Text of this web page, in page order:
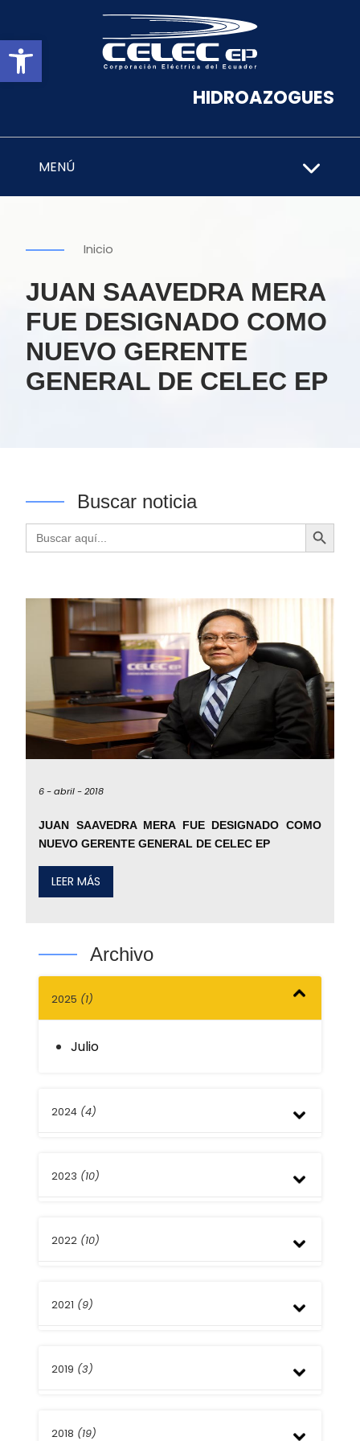
Abrir barra de herramientas
HIDROAZOGUES
MENÚ
Inicio
JUAN SAAVEDRA MERA
FUE DESIGNADO COMO
NUEVO GERENTE
GENERAL DE CELEC EP
Buscar noticia
Buscar: Botón de búsqueda
6 -abril -2018
JUAN SAAVEDRA MERA FUE DESIGNADO COMO
NUEVO GERENTE GENERAL DE CELEC EP
LEER MÁS
Archivo
2025 (1)
Julio
2024 (4)
Marzo
2023 (10)
Junio
Marzo
2022 (10)
Octubre
Marzo
2021 (9)
Noviembre
Mayo
2019 (3)
2018 (19)